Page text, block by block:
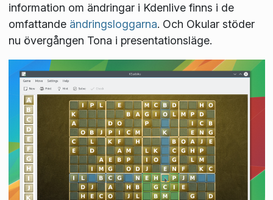
information om ändringar i Kdenlive finns i de
omfattande ändringsloggarna. Och Okular stöder
nu övergången Tona i presentationsläge.